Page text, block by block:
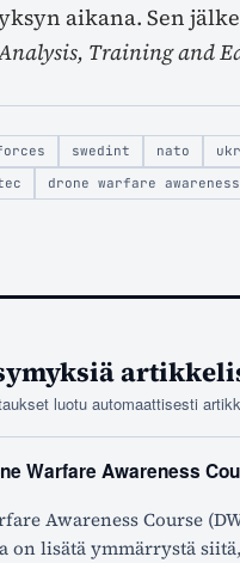
aikana. Sen
Training and
swedint nato
drone warfare
luotu automaattisesti
Warfare Awareness
Awareness Course
on lisätä ymmärrystä